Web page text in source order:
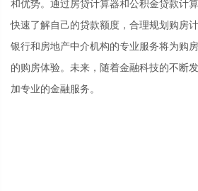
和优势。通过房贷计算器和公积金贷款计
快速了解自己的贷款额度，合理规划购房
银行和房地产中介机构的专业服务将为购
的购房体验。未来，随着金融科技的不断
加专业的金融服务。